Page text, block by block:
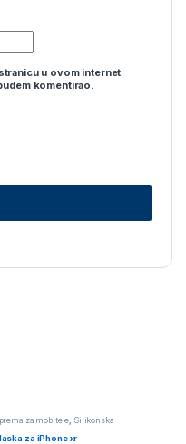
u ovom internet
komentirao.
za mobitele, Silikonska
za iPhone xr